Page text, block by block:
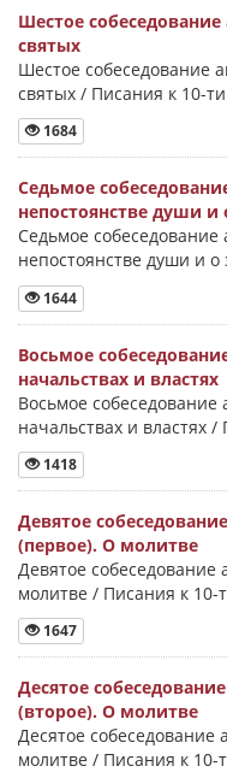
Шестое
святых
Шестое собеседование
святых / Писания к 10-
1684
Седьмое
непостоянстве души и
Седьмое
непостоянстве души и о
1644
Восьмое
начальствах и властях
Восьмое
начальствах и властях
1418
Девятое
(первое). О молитве
Девятое собеседование
молитве / Писания к 10-
1647
Десятое
(второе). О молитве
Десятое собеседование
молитве / Писания к 10-